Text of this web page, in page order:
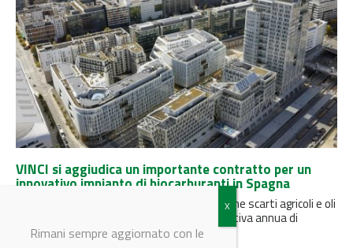
VINCI si aggiudica un importante contratto per un
innovativo impianto di biocarburanti in Spagna
L'impianto, che utilizzerà come materie prime scarti agricoli e oli
da cucina esausti, avrà una capacità produttiva annua di
500.000...
Rimani sempre aggiornato con le